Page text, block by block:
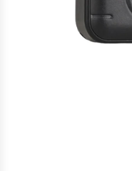
Maternité
Outillages &